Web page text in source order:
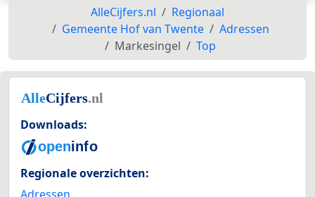
AlleCijfers.nl
Regionaal
Gemeente Hof van Twente
Adressen
Markesingel
Top
Downloads:
Regionale overzichten: